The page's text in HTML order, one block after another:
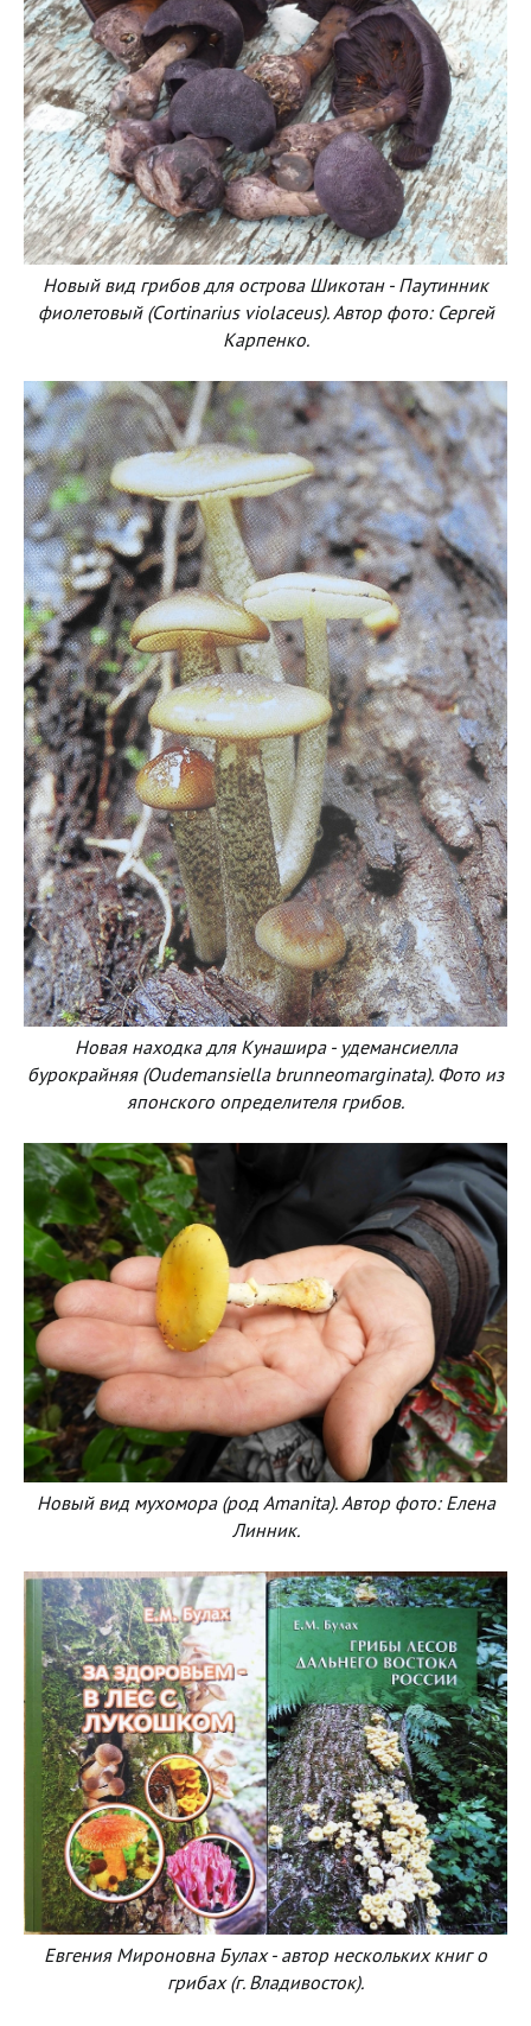
Новый вид грибов для острова Шикотан - Паутинник
фиолетовый (Сortinarius violaceus). Автор фото: Сергей
Карпенко.
Новая находка для Кунашира - удемансиелла
бурокрайняя (Oudemansiella brunneomarginata). Фото из
японского определителя грибов.
Новый вид мухомора (род Amanita). Автор фото: Елена
Линник.
Евгения Мироновна Булах - автор нескольких книг о
грибах (г. Владивосток).